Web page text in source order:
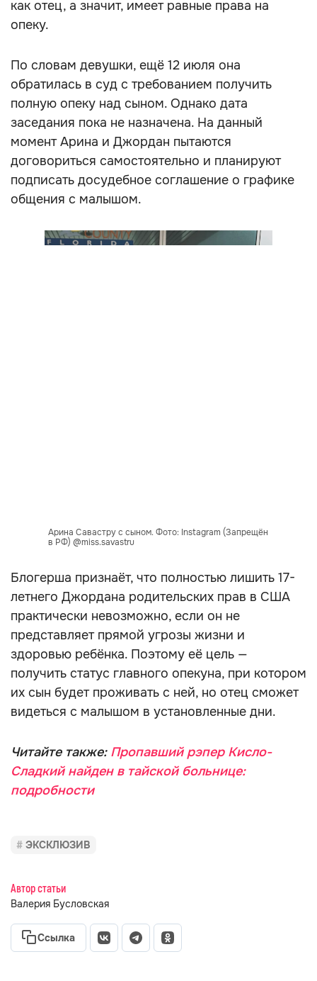
как отец, а значит, имеет равные права на
опеку.
По словам девушки, ещё 12 июля она
обратилась в суд с требованием получить
полную опеку над сыном. Однако дата
заседания пока не назначена. На данный
момент Арина и Джордан пытаются
договориться самостоятельно и планируют
подписать досудебное соглашение о графике
общения с малышом.
Арина Савастру с сыном. Фото: Instagram (Запрещён
в РФ) @miss.savastru
Блогерша признаёт, что полностью лишить 17-
летнего Джордана родительских прав в США
практически невозможно, если он не
представляет прямой угрозы жизни и
здоровью ребёнка. Поэтому её цель —
получить статус главного опекуна, при котором
их сын будет проживать с ней, но отец сможет
видеться с малышом в установленные дни.
Читайте также: Пропавший рэпер Кисло-
Сладкий найден в тайской больнице:
подробности
ЭКСКЛЮЗИВ
Автор статьи
Валерия Бусловская
Ссылка